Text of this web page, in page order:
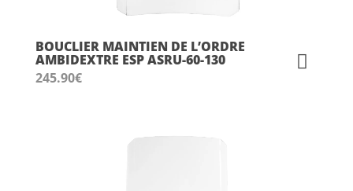
BOUCLIER MAINTIEN DE L’ORDRE
AMBIDEXTRE ESP ASRU-60-130
245.90€